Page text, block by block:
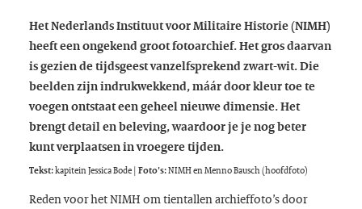
Het Nederlands Instituut voor Militaire Historie (NIMH)
heeft een ongekend groot fotoarchief. Het gros daarvan
is gezien de tijdsgeest vanzelfsprekend zwart-wit. Die
beelden zijn indrukwekkend, máár door kleur toe te
voegen ontstaat een geheel nieuwe dimensie. Het
brengt detail en beleving, waardoor je je nog beter
kunt verplaatsen in vroegere tijden.
Tekst:kapitein Jessica Bode | Foto's:NIMH en Menno Bausch (hoofdfoto)
Reden voor het NIMH om tientallen archieffoto’s door